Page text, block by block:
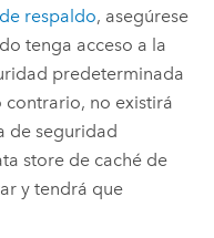
respaldo, asegúrese
tenga acceso a la
predeterminada
contrario, no existirá
de seguridad
store de caché de
y tendrá que